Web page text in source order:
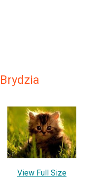
Brydzia
View Full Size